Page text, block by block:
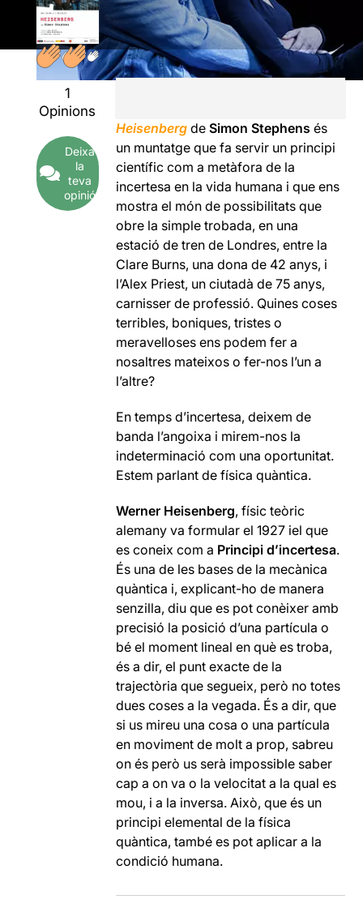
1
Opinions
Deixa
la
teva
opinió
Heisenberg de Simon Stephens és
un muntatge que fa servir un principi
científic com a metàfora de la
incertesa en la vida humana i que ens
mostra el món de possibilitats que
obre la simple trobada, en una
estació de tren de Londres, entre la
Clare Burns, una dona de 42 anys, i
l’Alex Priest, un ciutadà de 75 anys,
carnisser de professió. Quines coses
terribles, boniques, tristes o
meravelloses ens podem fer a
nosaltres mateixos o fer-nos l’un a
l’altre?
En temps d’incertesa, deixem de
banda l’angoixa i mirem-nos la
indeterminació com una oportunitat.
Estem parlant de física quàntica.
Werner Heisenberg, físic teòric
alemany va formular el 1927 iel que
es coneix com a Principi d’incertesa.
És una de les bases de la mecànica
quàntica i, explicant-ho de manera
senzilla, diu que es pot conèixer amb
precisió la posició d’una partícula o
bé el moment lineal en què es troba,
és a dir, el punt exacte de la
trajectòria que segueix, però no totes
dues coses a la vegada. És a dir, que
si us mireu una cosa o una partícula
en moviment de molt a prop, sabreu
on és però us serà impossible saber
cap a on va o la velocitat a la qual es
mou, i a la inversa. Això, que és un
principi elemental de la física
quàntica, també es pot aplicar a la
condició humana.